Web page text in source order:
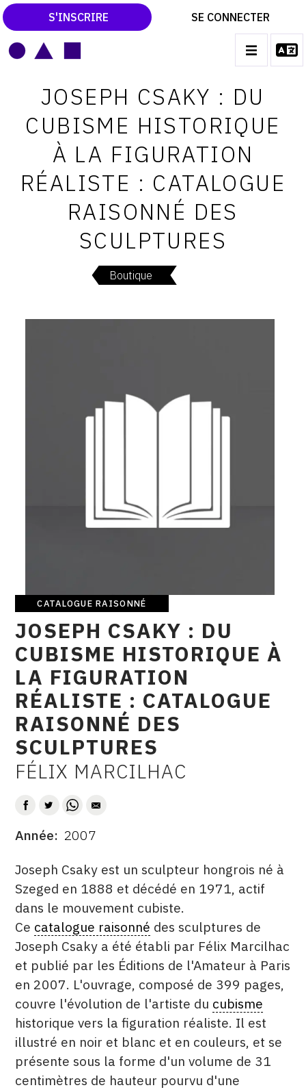
S'INSCRIRE SE CONNECTER
navigation
CATALOGUES RAISONNÉS
LES EXPOSITIONS
LES VERNISSAGES
ARCHIVES DES EXPOSITIONS
ACTUALITÉS DU MONDE DE L'ART
LIBRAIRIE : LIVRES & CATALOGUES
LEXIQUE ARTISTIQUE
SERVICES
CRÉER SON SITE ARTISTE
À PROPOS D'OAM
CONTACT
CGU
CGV
SUIVEZ-NOUS
INSTAGRAM
JOSEPH CSAKY : DU
CUBISME HISTORIQUE
À LA FIGURATION
RÉALISTE : CATALOGUE
RAISONNÉ DES
SCULPTURES
Boutique
Catalogue
raisonné
CATALOGUE RAISONNÉ
JOSEPH CSAKY : DU
CUBISME HISTORIQUE À
LA FIGURATION
RÉALISTE : CATALOGUE
RAISONNÉ DES
SCULPTURES
AUTEUR
FÉLIX MARCILHAC
DATE
Année 2007
DESCRITPTION
Joseph Csaky est un sculpteur hongrois né à
Szeged en 1888 et décédé en 1971, actif
dans le mouvement cubiste.
Ce catalogue raisonné des sculptures de
Joseph Csaky a été établi par Félix Marcilhac
et publié par les Éditions de l'Amateur à Paris
en 2007. L'ouvrage, composé de 399 pages,
couvre l'évolution de l'artiste du cubisme
historique vers la figuration réaliste. Il est
illustré en noir et blanc et en couleurs, et se
présente sous la forme d'un volume de 31
centimètres de hauteur pourvu d'une